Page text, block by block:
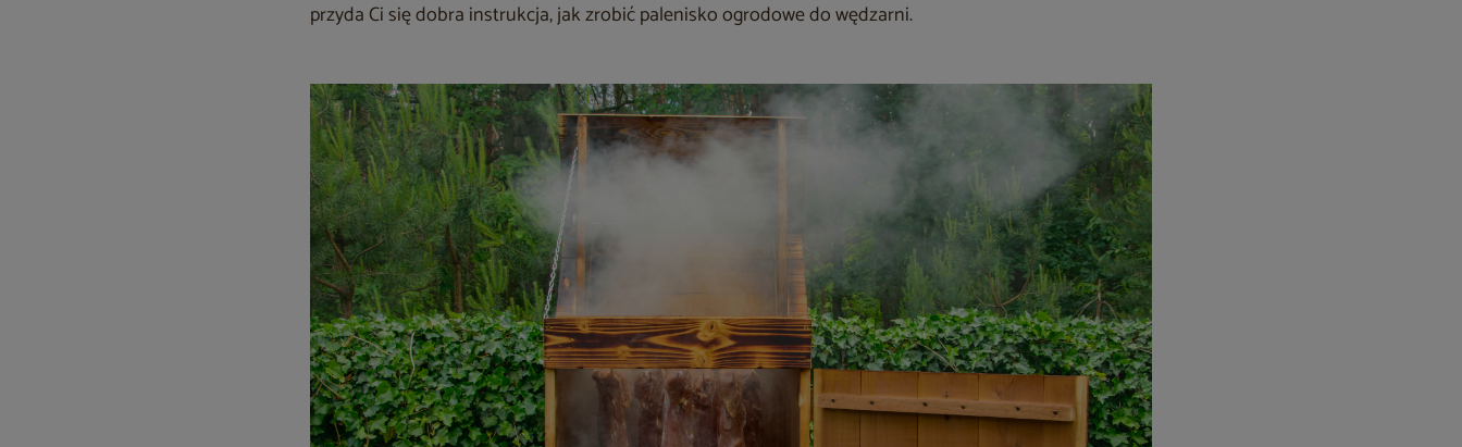
przyda Ci się dobra instrukcja, jak zrobić palenisko ogrodowe do wędzarni.